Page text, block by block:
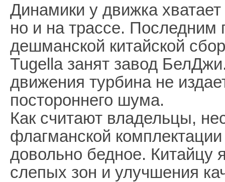
Динамики у движка
но и на трассе. Последним
дешманской китайской
Tugella занят завод
движения турбина не
постороннего шума.
Как считают владельцы,
флагманской
довольно бедное. Китайцу
слепых зон и улучшения